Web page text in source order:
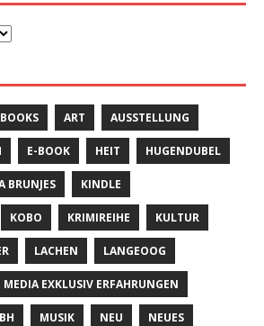
ART AUSSTELLUNG
E-BOOK HEIT HUGENDUBEL
BRUNJES KINDLE
KOBO KRIMIREIHE KULTUR
LACHEN LANGEOOG
MEDIA EXKLUSIV ERFAHRUNGEN
MUSIK NEU NEUES